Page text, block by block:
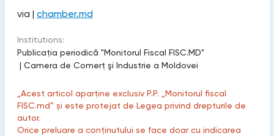
via | chamber.md
Institutions:
Publicaţia periodică "Monitorul Fiscal FISC.MD"
| Camera de Comerţ şi Industrie a Moldovei
„Acest articol aparține exclusiv P.P. „Monitorul fiscal
FISC.md” și este protejat de Legea privind drepturile de
autor.
Orice preluare a conținutului se face doar cu indicarea